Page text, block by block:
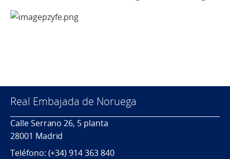
Real Embajada de Noruega
Calle Serrano 26, 5 planta
28001 Madrid
Teléfono: (+34) 914 363 840